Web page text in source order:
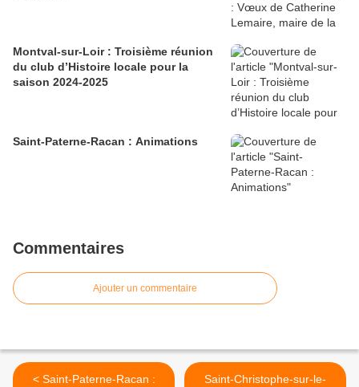
Montval-sur-Loir : Troisième réunion
du club d’Histoire locale pour la
saison 2024-2025
Saint-Paterne-Racan : Animations
Commentaires
Ajouter un commentaire
< Saint-Paterne-Racan :
Saint-Christophe-sur-le-